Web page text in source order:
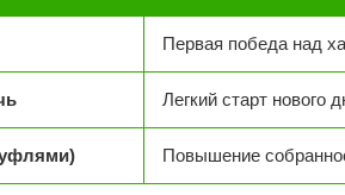
Первая победа над
Легкий старт нового
Повышение